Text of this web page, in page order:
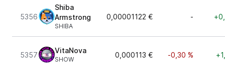
5356
Shiba
Armstrong
SHIBA
0,00001122 € -
5357
VitaNova
SHOW
0,000113 € -0,30 %